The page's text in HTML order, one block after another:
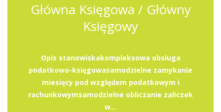
Główna Księgowa / Główny
Księgowy
Opis stanowiskakompleksowa obsługa
podatkowo-księgowasamodzielne zamykanie
miesięcy pod względem podatkowym i
rachunkowymsamodzielne obliczanie zaliczek
w...